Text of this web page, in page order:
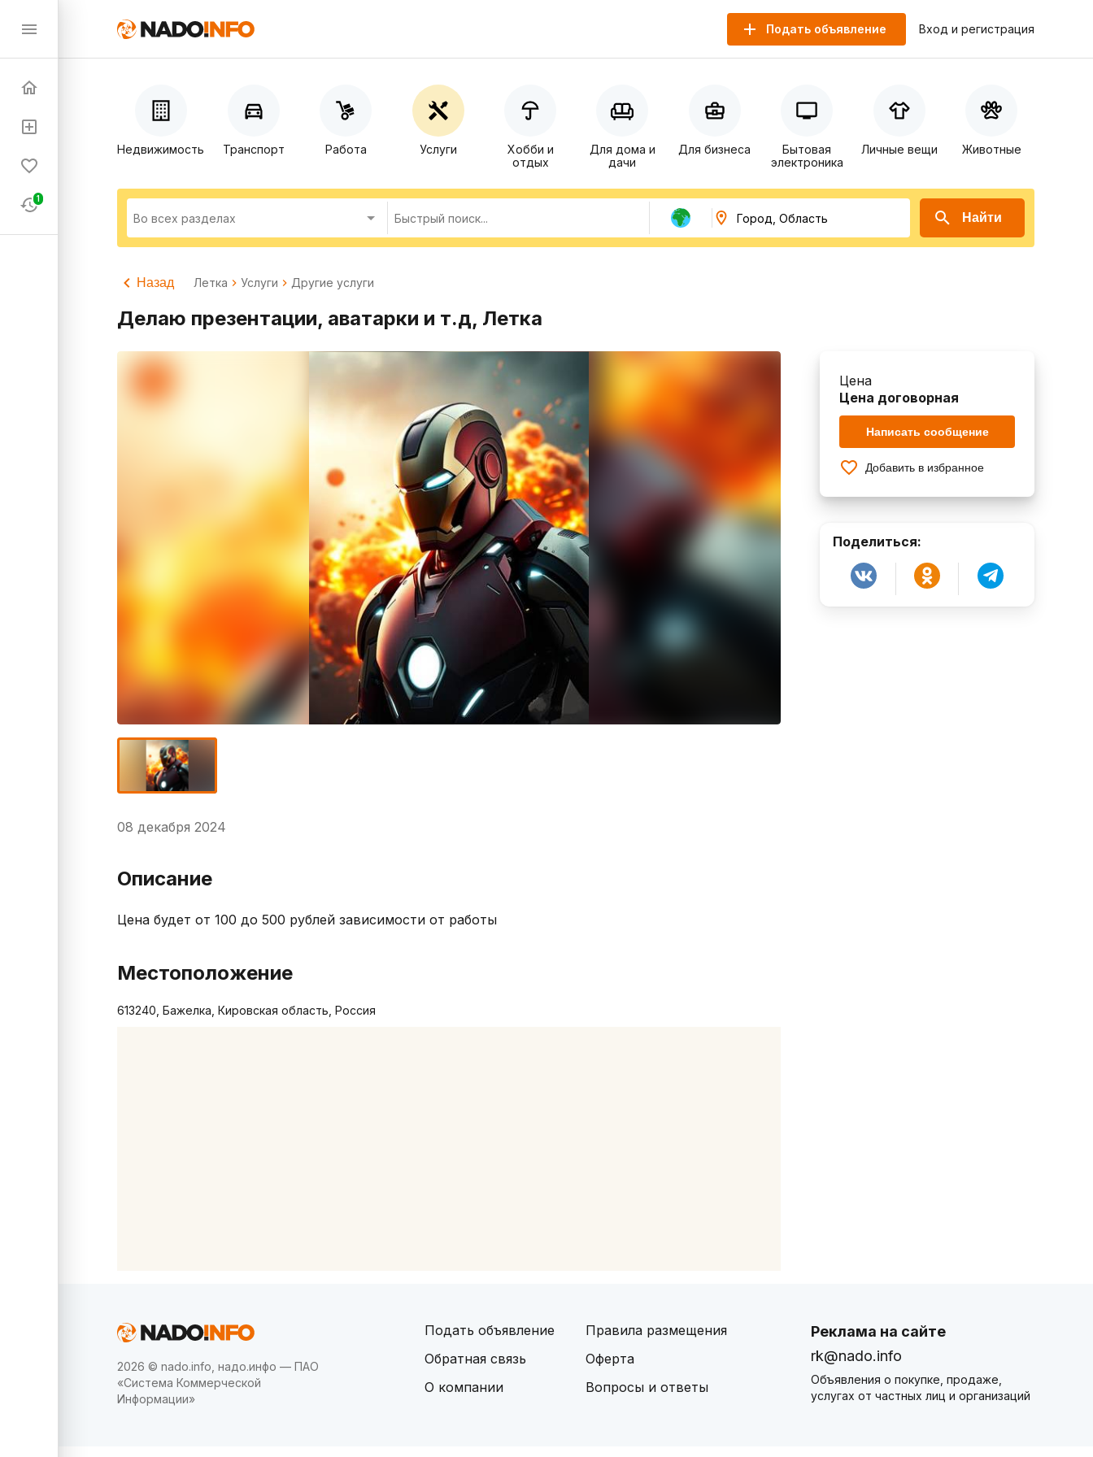
Подать объявление Вход и регистрация
1
Недвижимость Транспорт Работа Услуги
Хобби и
отдых
Для дома и
дачи
Для бизнеса
Бытовая
электроника
Личные вещи Животные
Найти
Назад Летка Услуги Другие услуги
Делаю презентации, аватарки и т.д, Летка
Цена
Цена договорная
Написать сообщение
Добавить в избранное
Поделиться:
08 декабря 2024
Описание
Цена будет от 100 до 500 рублей зависимости от работы
Местоположение
613240, Бажелка, Кировская область, Россия
2026 © nado.info, надо.инфо — ПАО
«Система Коммерческой
Информации»
Подать объявление
Обратная связь
О компании
Правила размещения
Оферта
Вопросы и ответы
Реклама на сайте
rk@nado.info
Объявления о покупке, продаже,
услугах от частных лиц и организаций